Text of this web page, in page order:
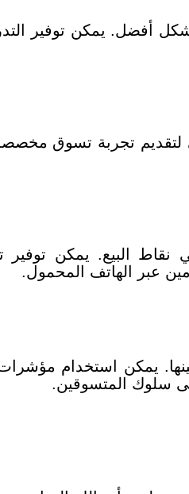
أفضل. يمكن توفير
لتقديم تجربة تسوق
نقاط البيع. يمكن
عبر الهاتف المحمول.
يمكن استخدام مؤشرات
سلوك المتسوقين.